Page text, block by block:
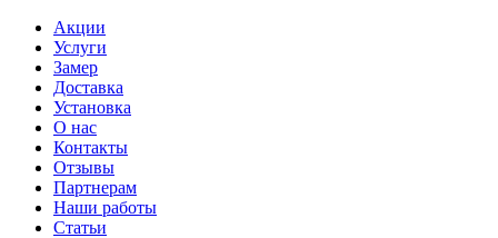
Акции
Услуги
Замер
Доставка
Установка
О нас
Контакты
Отзывы
Партнерам
Наши работы
Статьи